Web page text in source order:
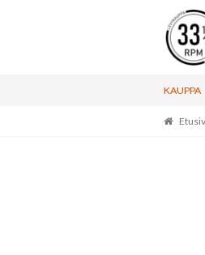
to
to
content
KAUPPA